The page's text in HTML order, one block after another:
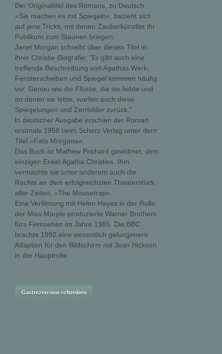
Der Originaltitel des Romans, zu Deutsch
»Sie machen es mit Spiegeln«, bezieht sich
auf jene Tricks, mit denen Zauberkünstler ihr
Publikum zum Staunen bringen.
Janet Morgan schreibt über diesen Titel in
ihrer Christie-Biografie: "Er gibt auch eine
treffende Beschreibung von Agathas Werk;
Fensterscheiben und Spiegel kommen häufig
vor. Genau wie die Flüsse, die sie liebte und
an denen sie lebte, warfen auch diese
Spiegelungen und Zerrbilder zurück."
ln deutscher Ausgabe erschien der Roman
erstmals 1958 beim Scherz Verlag unter dern
Titel »Fata Morgana«.
Das Buch ist Mathew Prichard gewidmet, dem
einzigen Enkel Agatha Christies. Ihm
vermachte sie unter anderem auch die
Rechte an dem erfolgreichsten Theaterstück
aller Zeiten, »The Mousetrap«.
Eine Verfilmung mit Helen Hayes in der Rolle
der Miss Marple produzierte Warner Brothers
fürs Fernsehen im Jahre 1985. Die BBC
brachte 1992 eine wesentlich gelungenere
Adaption für den Bildschirm mit Joan Hickson
in der Hauptrolle.